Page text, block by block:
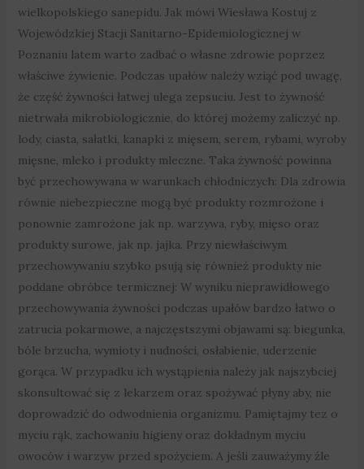
wielkopolskiego sanepidu. Jak mówi Wiesława Kostuj z
Wojewódzkiej Stacji Sanitarno-Epidemiologicznej w
Poznaniu latem warto zadbać o własne zdrowie poprzez
właściwe żywienie. Podczas upałów należy wziąć pod uwagę,
że część żywności łatwej ulega zepsuciu. Jest to żywność
nietrwała mikrobiologicznie, do której możemy zaliczyć np.
lody, ciasta, sałatki, kanapki z mięsem, serem, rybami, wyroby
mięsne, mleko i produkty mleczne. Taka żywność powinna
być przechowywana w warunkach chłodniczych: Dla zdrowia
równie niebezpieczne mogą być produkty rozmrożone i
ponownie zamrożone jak np. warzywa, ryby, mięso oraz
produkty surowe, jak np. jajka. Przy niewłaściwym
przechowywaniu szybko psują się również produkty nie
poddane obróbce termicznej: W wyniku nieprawidłowego
przechowywania żywności podczas upałów bardzo łatwo o
zatrucia pokarmowe, a najczęstszymi objawami są: biegunka,
bóle brzucha, wymioty i nudności, osłabienie, uderzenie
gorąca. W przypadku ich wystąpienia należy jak najszybciej
skonsultować się z lekarzem oraz spożywać płyny aby, nie
doprowadzić do odwodnienia organizmu. Pamiętajmy tez o
myciu rąk, zachowaniu higieny oraz dokładnym myciu
owoców i warzyw przed spożyciem. A jeśli zauważymy źle